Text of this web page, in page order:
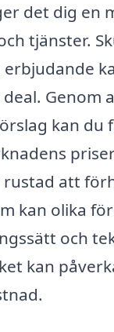
det dig en
tjänster.
Genom
kan du
att
kan olika
och
kan